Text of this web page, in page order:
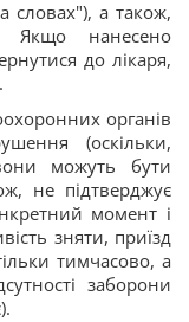
словах"), а також,
Якщо нанесено
до лікаря,
органів
(оскільки,
можуть бути
не підтверджує
момент і
зняти, приїзд
тимчасово, а
заборони